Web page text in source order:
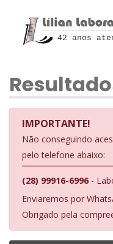
42 anos
IMPORTANTE!
Não conseguindo
pelo telefone abaixo:
(28) 99916-6996 -
Enviaremos por
Obrigado pela